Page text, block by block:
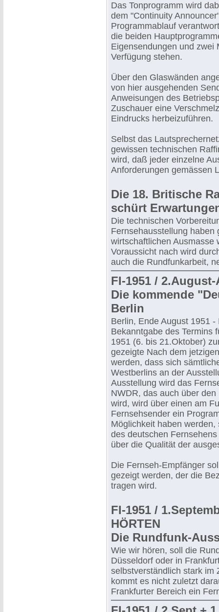
Das Tonprogramm wird
dem "Continuity
Programmablauf
die beiden
Eigensendungen und zwei
Verfügung stehen.
Über den Glaswänden
von hier ausgehenden
Anweisungen des
Zuschauer eine
Eindrucks herbeizuführen.
Selbst das
gewissen technischen
wird, daß jeder einzelne
Anforderungen gemässen
Die 18. Britische
schürt
Die technischen
Fernsehausstellung haben
wirtschaftlichen Ausmasse
Voraussicht nach wird
auch die Rundfunkarbeit,
FI-1951 /
Die kommende
Berlin
Berlin, Ende August 1951
Bekanntgabe des Termins
1951 (6. bis 21.Oktober)
gezeigte Nach dem
werden, dass sich
Westberlins an der
Ausstellung wird das
NWDR, das auch über
wird, wird über einen am
Fernsehsender ein
Möglichkeit haben
des deutschen
über die Qualität der
Die Fernseh-Empfänger
gezeigt werden, der die
tragen wird.
FI-1951 /
HÖRTEN
Die Rundfunk-
Wie wir hören, soll die
Düsseldorf oder in
selbstverständlich stark im
kommt es nicht zuletzt
Frankfurter Bereich ein